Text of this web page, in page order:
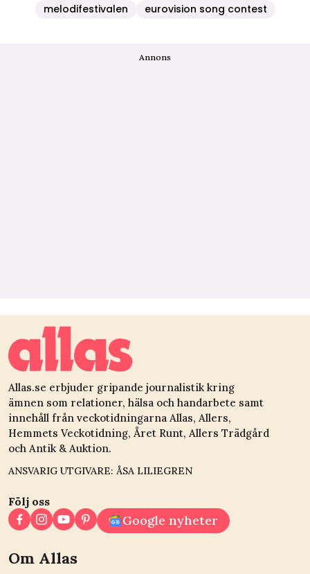
melodifestivalen eurovision song contest
Annons
Allas.se erbjuder gripande journalistik kring
ämnen som relationer, hälsa och handarbete samt
innehåll från veckotidningarna Allas, Allers,
Hemmets Veckotidning, Året Runt, Allers Trädgård
och Antik & Auktion.
ANSVARIG UTGIVARE: ÅSA LILIEGREN
Följ oss
Google nyheter
Om Allas